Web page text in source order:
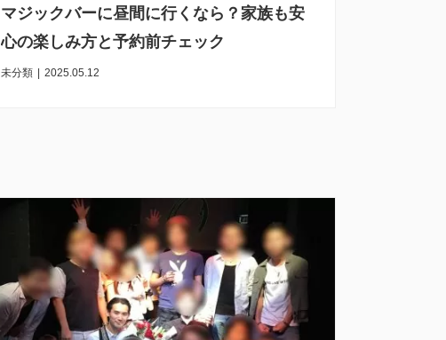
マジックバーに昼間に行くなら？家族も安
心の楽しみ方と予約前チェック
未分類 | 2025.05.12